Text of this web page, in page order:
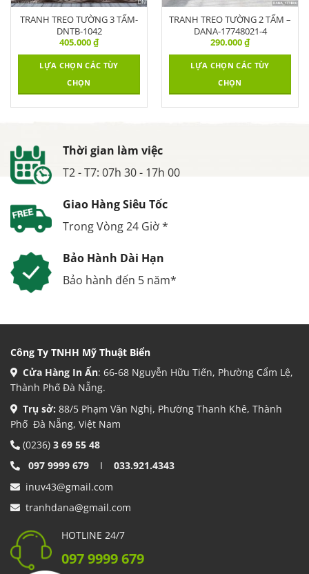
TRANH TREO TƯỜNG 3 TẤM-
DNTB-1042
405.000₫
LỰA CHỌN CÁC TÙY
CHỌN
TRANH TREO TƯỜNG 2 TẤM –
DANA-17748021-4
290.000₫
LỰA CHỌN CÁC TÙY
CHỌN
Thời gian làm việc
T2 - T7: 07h 30 - 17h 00
Giao Hàng Siêu Tốc
Trong Vòng 24 Giờ *
Bảo Hành Dài Hạn
Bảo hành đến 5 năm*
Công Ty TNHH Mỹ Thuật Biển
Cửa Hàng In Ấn: 66-68 Nguyễn Hữu Tiến, Phường Cẩm Lệ,
Thành Phố Đà Nẵng.
Trụ sở: 88/5 Phạm Văn Nghị, Phường Thanh Khê, Thành
Phố Đà Nẵng, Việt Nam
(0236) 3 69 55 48
097 9999 679 I 033.921.4343
inuv43@gmail.com
tranhdana@gmail.com
HOTLINE 24/7
097 9999 679